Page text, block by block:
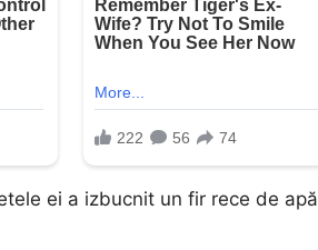
ei a izbucnit un fir rece de apă